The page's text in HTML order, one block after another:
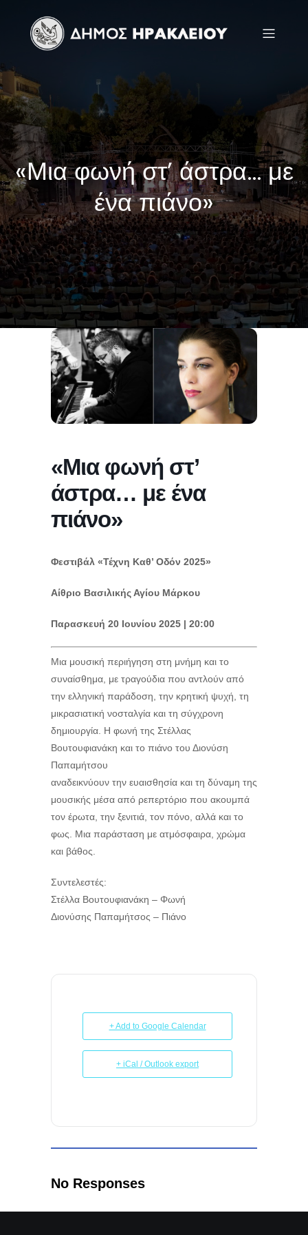
«Μια φωνή στ’ άστρα… με
ένα πιάνο»
«Μια φωνή στ’
άστρα… με ένα
πιάνο»
Φεστιβάλ «Τέχνη Καθ’ Οδόν 2025»
Αίθριο Βασιλικής Αγίου Μάρκου
Παρασκευή 20 Ιουνίου 2025 | 20:00
Μια μουσική περιήγηση στη μνήμη και το
συναίσθημα, με τραγούδια που αντλούν από
την ελληνική παράδοση, την κρητική ψυχή, τη
μικρασιατική νοσταλγία και τη σύγχρονη
δημιουργία. Η φωνή της Στέλλας
Βουτουφιανάκη και το πιάνο του Διονύση
Παπαμήτσου
αναδεικνύουν την ευαισθησία και τη δύναμη της
μουσικής μέσα από ρεπερτόριο που ακουμπά
τον έρωτα, την ξενιτιά, τον πόνο, αλλά και το
φως. Μια παράσταση με ατμόσφαιρα, χρώμα
και βάθος.
Συντελεστές:
Στέλλα Βουτουφιανάκη – Φωνή
Διονύσης Παπαμήτσος – Πιάνο
+ Add to Google Calendar
+ iCal / Outlook export
No Responses